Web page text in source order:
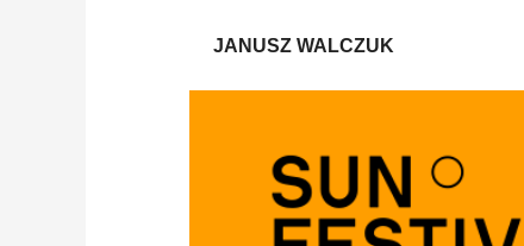
JANUSZ WALCZUK